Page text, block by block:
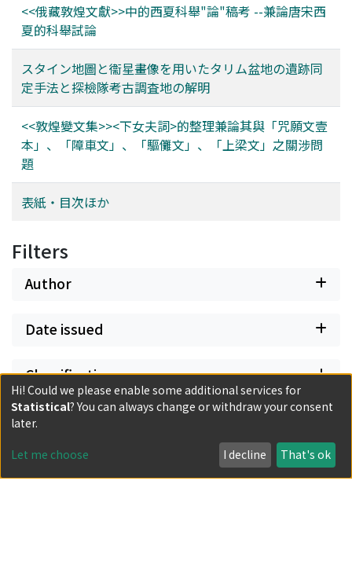
<<俄藏敦煌文獻>>中的西夏科舉"論"稿考 --兼論唐宋西
夏的科舉試論
スタイン地圖と衞星畫像を用いたタリム盆地の遺跡同
定手法と探檢隊考古調査地の解明
<<敦煌變文集>><下女夫詞>的整理兼論其與「咒願文壹
本」、「障車文」、「驅儺文」、「上梁文」之關涉問
題
表紙・目次ほか
Filters
Author
Date issued
Classification
Document Type
Has files
Hi! Could we please enable some additional services for
Statistical? You can always change or withdraw your consent
later.
Let me choose I decline That's ok